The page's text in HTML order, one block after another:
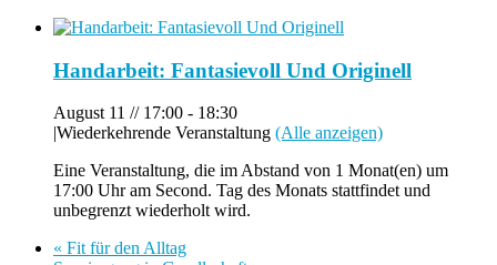
Handarbeit: Fantasievoll Und Originell
August 11 // 17:00 - 18:30
|Wiederkehrende Veranstaltung (Alle anzeigen)
Eine Veranstaltung, die im Abstand von 1 Monat(en) um
17:00 Uhr am Second. Tag des Monats stattfindet und
unbegrenzt wiederholt wird.
« Fit für den Alltag